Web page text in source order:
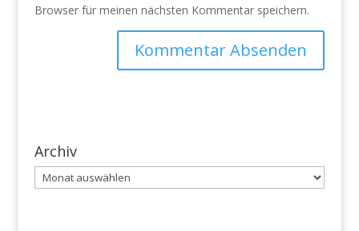
Browser für meinen nächsten Kommentar speichern.
Archiv
Archiv